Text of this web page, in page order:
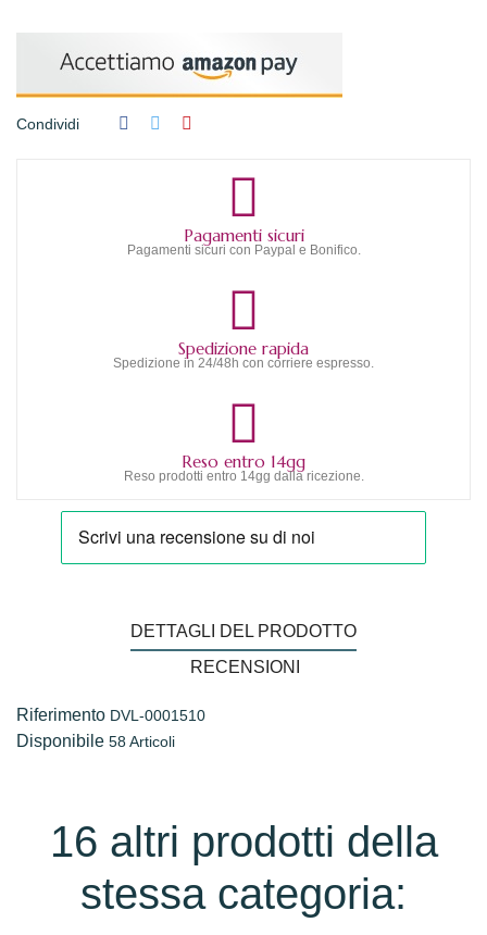
Condividi
Pagamenti sicuri
Pagamenti sicuri con Paypal e Bonifico.
Spedizione rapida
Spedizione in 24/48h con corriere espresso.
Reso entro 14gg
Reso prodotti entro 14gg dalla ricezione.
DETTAGLI DEL PRODOTTO
RECENSIONI
Riferimento DVL-0001510
Disponibile 58 Articoli
16 altri prodotti della
stessa categoria: